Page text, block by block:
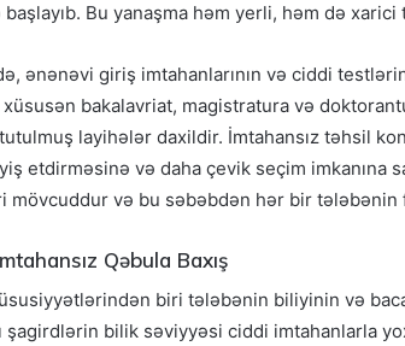
Bu yanaşma həm yerli, həm də xarici
ənənəvi giriş imtahanlarının və ciddi
xüsusən bakalavriat, magistratura və
layihələr daxildir. İmtahansız təhsil
etdirməsinə və daha çevik seçim imkanına
və bu səbəbdən hər bir tələbənin
Qəbula Baxış
biri tələbənin biliyinin və
bilik səviyyəsi ciddi imtahanlarla